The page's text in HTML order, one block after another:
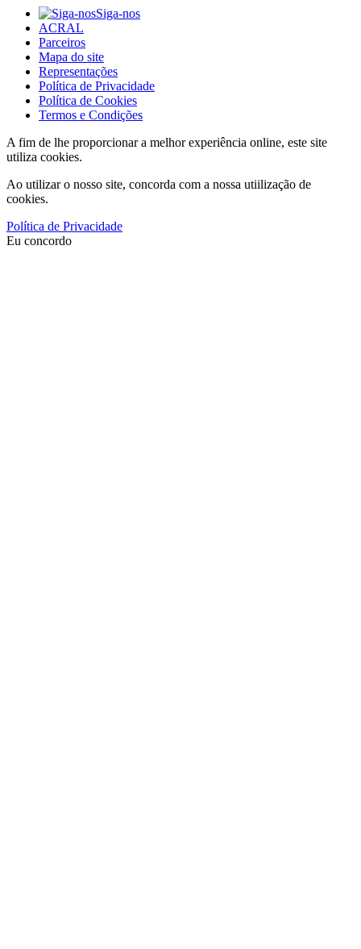
Siga-nos
ACRAL
Parceiros
Mapa do site
Representações
Política de Privacidade
Política de Cookies
Termos e Condições
A fim de lhe proporcionar a melhor experiência online, este site
utiliza cookies.
Ao utilizar o nosso site, concorda com a nossa utiilização de
cookies.
Política de Privacidade
Eu concordo